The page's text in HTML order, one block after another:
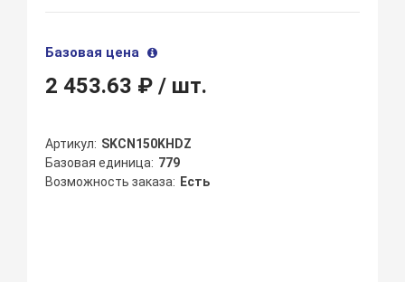
Базовая цена
2 453.63 ₽/ шт.
Артикул
SKCN150KHDZ
Базовая единица 779
Возможность заказа
Есть